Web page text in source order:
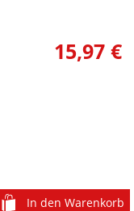
15,97 €
In den Warenkorb